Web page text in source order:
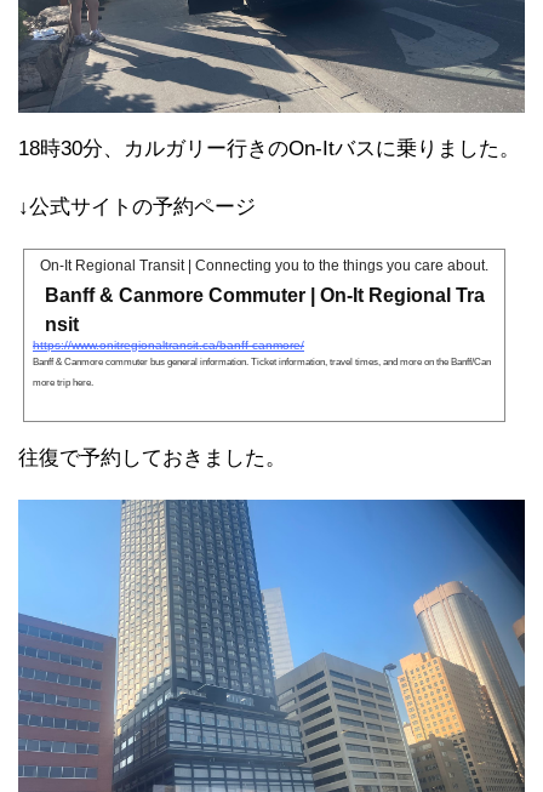
18時30分、カルガリー行きのOn-Itバスに乗りました。
↓公式サイトの予約ページ
On-It Regional Transit | Connecting you to the things you care about.
Banff & Canmore Commuter | On-It Regional Tra
nsit
https://www.onitregionaltransit.ca/banff-canmore/
Banff & Canmore commuter bus general information. Ticket information, travel times, and more on the Banff/Can
more trip here.
往復で予約しておきました。